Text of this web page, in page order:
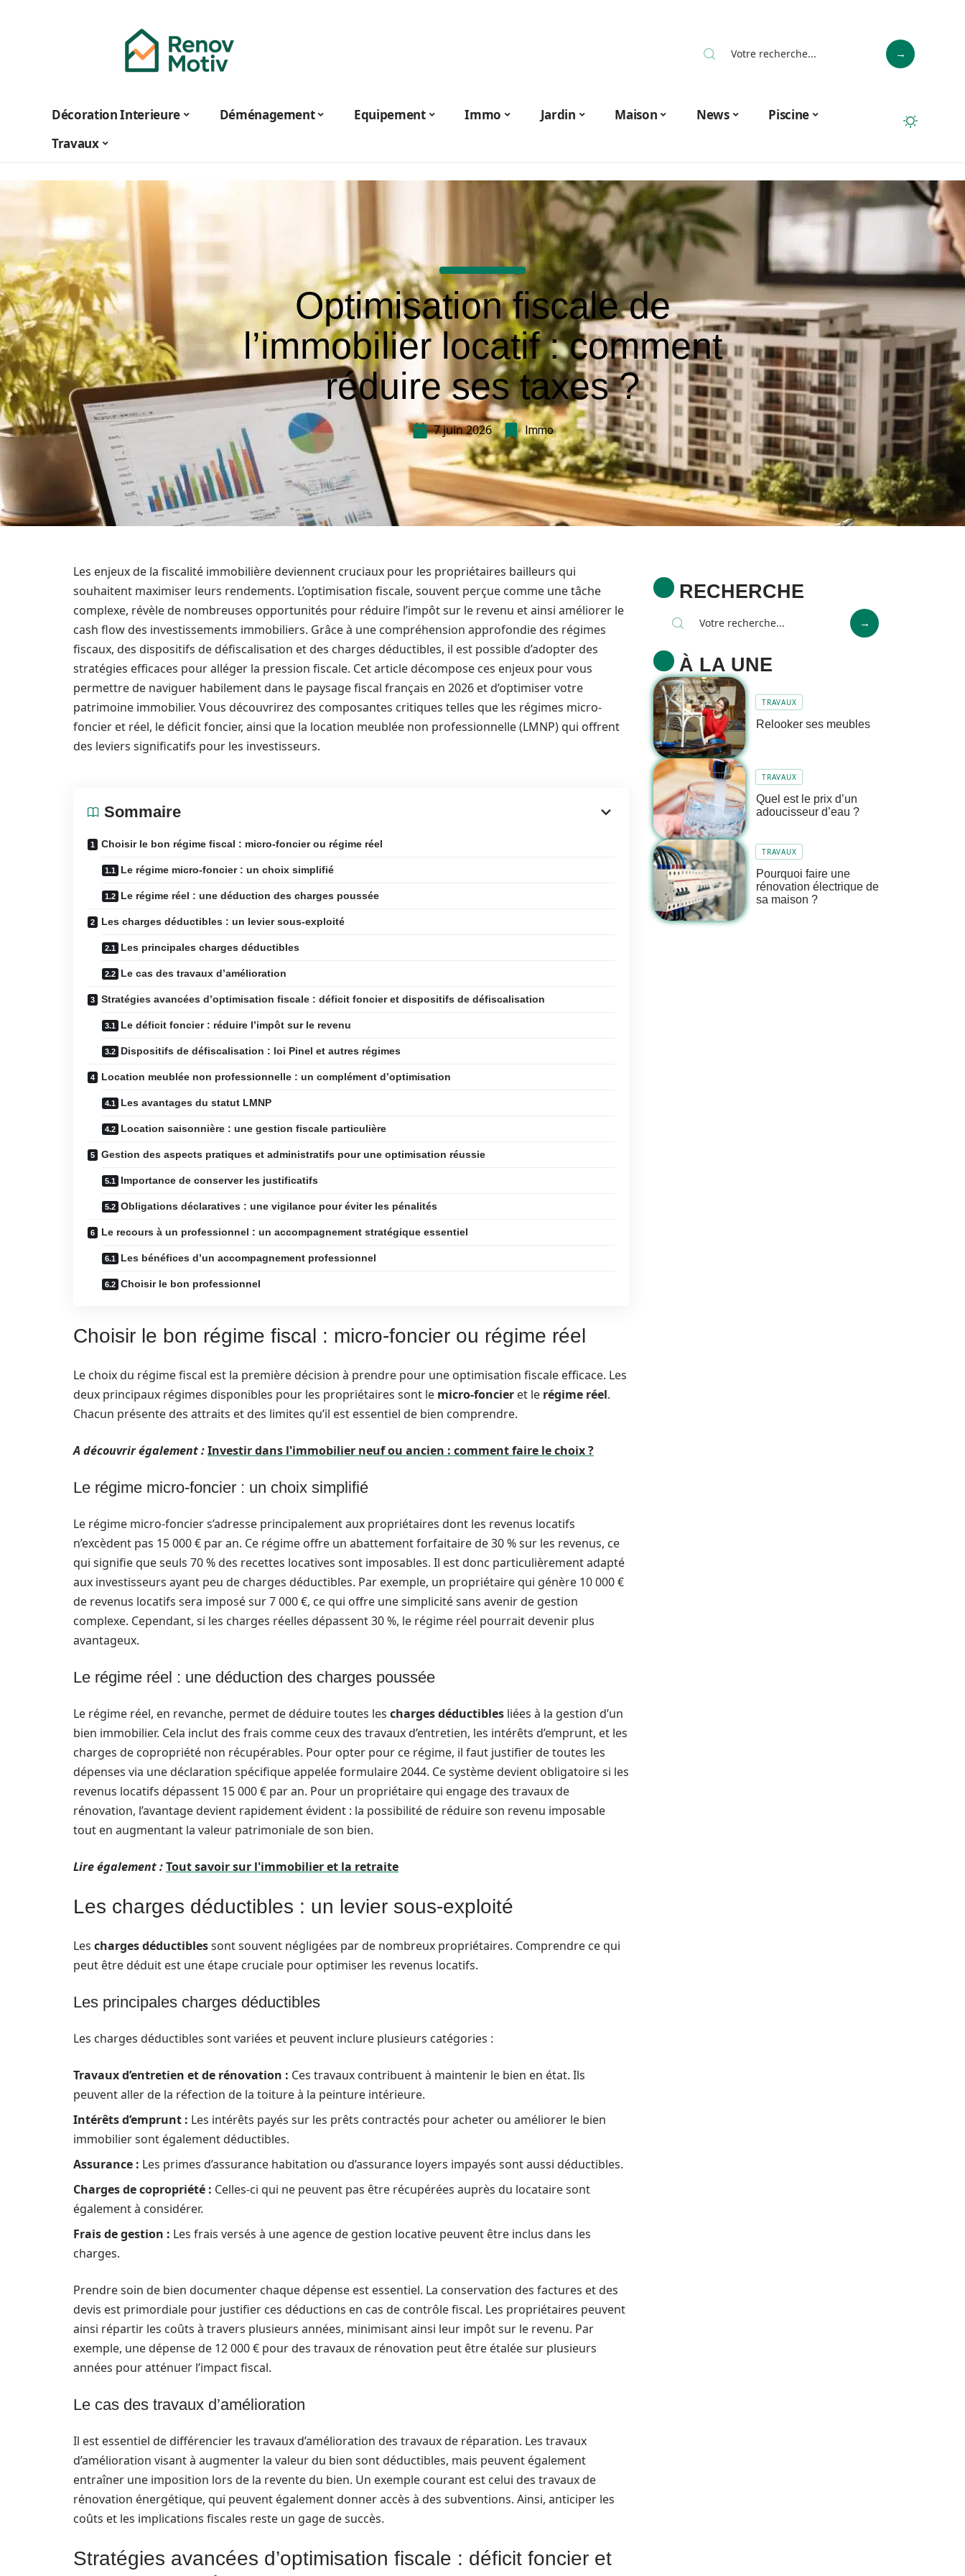
Décoration Interieure Déménagement Equipement Immo Jardin Maison News
Piscine
Travaux
Optimisation fiscale de
l’immobilier locatif : comment
réduire ses taxes ?
7 juin 2026 Immo
Les enjeux de la fiscalité immobilière deviennent cruciaux pour les propriétaires bailleurs qui
souhaitent maximiser leurs rendements. L’optimisation fiscale, souvent perçue comme une tâche
complexe, révèle de nombreuses opportunités pour réduire l’impôt sur le revenu et ainsi améliorer le
cash flow des investissements immobiliers. Grâce à une compréhension approfondie des régimes
fiscaux, des dispositifs de défiscalisation et des charges déductibles, il est possible d’adopter des
stratégies efficaces pour alléger la pression fiscale. Cet article décompose ces enjeux pour vous
permettre de naviguer habilement dans le paysage fiscal français en 2026 et d’optimiser votre
patrimoine immobilier. Vous découvrirez des composantes critiques telles que les régimes micro-
foncier et réel, le déficit foncier, ainsi que la location meublée non professionnelle (LMNP) qui offrent
des leviers significatifs pour les investisseurs.
Sommaire
Choisir le bon régime fiscal : micro-foncier ou régime réel
Le régime micro-foncier : un choix simplifié
Le régime réel : une déduction des charges poussée
Les charges déductibles : un levier sous-exploité
Les principales charges déductibles
Le cas des travaux d’amélioration
Stratégies avancées d’optimisation fiscale : déficit foncier et dispositifs de défiscalisation
Le déficit foncier : réduire l’impôt sur le revenu
Dispositifs de défiscalisation : loi Pinel et autres régimes
Location meublée non professionnelle : un complément d’optimisation
Les avantages du statut LMNP
Location saisonnière : une gestion fiscale particulière
Gestion des aspects pratiques et administratifs pour une optimisation réussie
Importance de conserver les justificatifs
Obligations déclaratives : une vigilance pour éviter les pénalités
Le recours à un professionnel : un accompagnement stratégique essentiel
Les bénéfices d’un accompagnement professionnel
Choisir le bon professionnel
Choisir le bon régime fiscal : micro-foncier ou régime réel
Le choix du régime fiscal est la première décision à prendre pour une optimisation fiscale efficace. Les
deux principaux régimes disponibles pour les propriétaires sont le micro-foncier et le régime réel.
Chacun présente des attraits et des limites qu’il est essentiel de bien comprendre.
A découvrir également :Investir dans l'immobilier neuf ou ancien : comment faire le choix ?
Le régime micro-foncier : un choix simplifié
Le régime micro-foncier s’adresse principalement aux propriétaires dont les revenus locatifs
n’excèdent pas 15 000 € par an. Ce régime offre un abattement forfaitaire de 30 % sur les revenus, ce
qui signifie que seuls 70 % des recettes locatives sont imposables. Il est donc particulièrement adapté
aux investisseurs ayant peu de charges déductibles. Par exemple, un propriétaire qui génère 10 000 €
de revenus locatifs sera imposé sur 7 000 €, ce qui offre une simplicité sans avenir de gestion
complexe. Cependant, si les charges réelles dépassent 30 %, le régime réel pourrait devenir plus
avantageux.
Le régime réel : une déduction des charges poussée
Le régime réel, en revanche, permet de déduire toutes les charges déductibles liées à la gestion d’un
bien immobilier. Cela inclut des frais comme ceux des travaux d’entretien, les intérêts d’emprunt, et les
charges de copropriété non récupérables. Pour opter pour ce régime, il faut justifier de toutes les
dépenses via une déclaration spécifique appelée formulaire 2044. Ce système devient obligatoire si les
revenus locatifs dépassent 15 000 € par an. Pour un propriétaire qui engage des travaux de
rénovation, l’avantage devient rapidement évident : la possibilité de réduire son revenu imposable
tout en augmentant la valeur patrimoniale de son bien.
Lire également :Tout savoir sur l'immobilier et la retraite
Les charges déductibles : un levier sous-exploité
Les charges déductiblessont souvent négligées par de nombreux propriétaires. Comprendre ce qui
peut être déduit est une étape cruciale pour optimiser les revenus locatifs.
Les principales charges déductibles
Les charges déductibles sont variées et peuvent inclure plusieurs catégories :
Travaux d’entretien et de rénovation : Ces travaux contribuent à maintenir le bien en état. Ils
peuvent aller de la réfection de la toiture à la peinture intérieure.
Intérêts d’emprunt : Les intérêts payés sur les prêts contractés pour acheter ou améliorer le bien
immobilier sont également déductibles.
Assurance : Les primes d’assurance habitation ou d’assurance loyers impayés sont aussi déductibles.
Charges de copropriété : Celles-ci qui ne peuvent pas être récupérées auprès du locataire sont
également à considérer.
Frais de gestion : Les frais versés à une agence de gestion locative peuvent être inclus dans les
charges.
Prendre soin de bien documenter chaque dépense est essentiel. La conservation des factures et des
devis est primordiale pour justifier ces déductions en cas de contrôle fiscal. Les propriétaires peuvent
ainsi répartir les coûts à travers plusieurs années, minimisant ainsi leur impôt sur le revenu. Par
exemple, une dépense de 12 000 € pour des travaux de rénovation peut être étalée sur plusieurs
années pour atténuer l’impact fiscal.
Le cas des travaux d’amélioration
Il est essentiel de différencier les travaux d’amélioration des travaux de réparation. Les travaux
d’amélioration visant à augmenter la valeur du bien sont déductibles, mais peuvent également
entraîner une imposition lors de la revente du bien. Un exemple courant est celui des travaux de
rénovation énergétique, qui peuvent également donner accès à des subventions. Ainsi, anticiper les
coûts et les implications fiscales reste un gage de succès.
Stratégies avancées d’optimisation fiscale : déficit foncier et
RECHERCHE
À LA UNE
TRAVAUX
Relooker ses meubles
TRAVAUX
Quel est le prix d’un
adoucisseur d’eau ?
TRAVAUX
Pourquoi faire une
rénovation électrique de
sa maison ?